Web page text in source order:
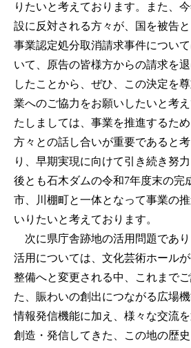
りたいと考えております。また、
設に反対される方々が、国を被告
事業認定処分取消請求事件につい
いて、原告の皆様方からの請求を
したことから、ぜひ、この決定を
業へのご協力をお願いしたいと考
たしましては、事業を推進するた
方々との話し合いが重要であると
り、早期実現に向けて引き続き努
後とも石木ダムの令和7年度末の完
市、川棚町と一体となって事業の
いりたいと考えております。
次に県庁舎跡地の活用問題であ
活用については、文化芸術ホール
整備へと変更される中、これまで
た、賑わいの創出につながる広場
情報発信機能に加え、様々な交流
創造・発信してきた、この地の歴